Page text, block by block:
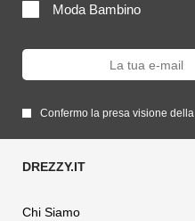
Moda Bambino
Confermo la presa visione della
Chi Siamo